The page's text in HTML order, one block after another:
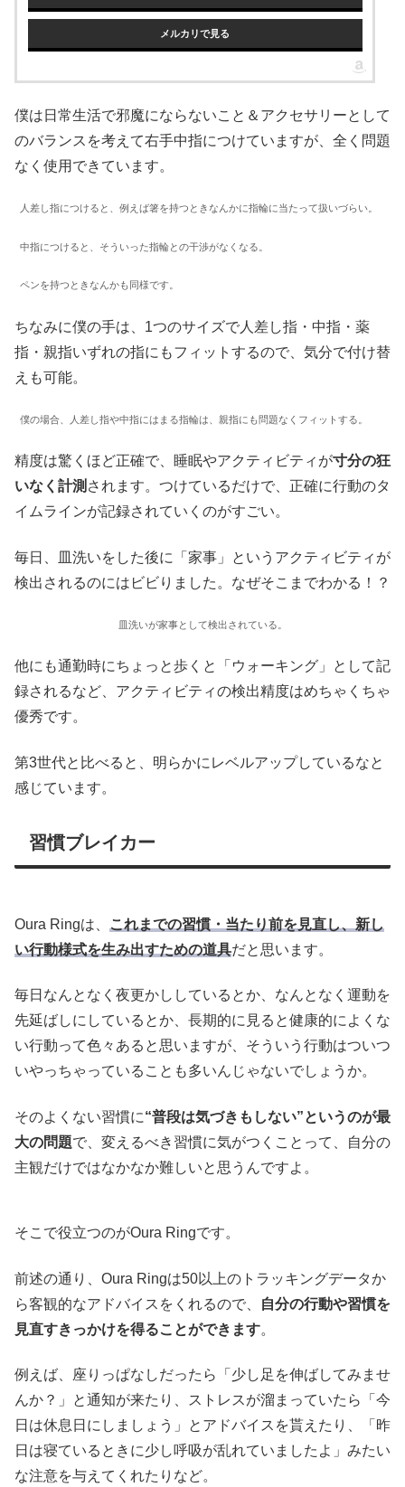
メルカリで見る
僕は日常生活で邪魔にならないこと＆アクセサリーとして
のバランスを考えて右手中指につけていますが、全く問題
なく使用できています。
人差し指につけると、例えば箸を持つときなんかに指輪に当たって扱いづらい。
中指につけると、そういった指輪との干渉がなくなる。
ペンを持つときなんかも同様です。
ちなみに僕の手は、1つのサイズで人差し指・中指・薬
指・親指いずれの指にもフィットするので、気分で付け替
えも可能。
僕の場合、人差し指や中指にはまる指輪は、親指にも問題なくフィットする。
精度は驚くほど正確で、睡眠やアクティビティが寸分の狂
いなく計測 されます。つけているだけで、正確に行動のタ
イムラインが記録されていくのがすごい。
毎日、皿洗いをした後に「家事」というアクティビティが
検出されるのにはビビりました。なぜそこまでわかる！？
皿洗いが家事として検出されている。
他にも通勤時にちょっと歩くと「ウォーキング」として記
録されるなど、アクティビティの検出精度はめちゃくちゃ
優秀です。
第3世代と比べると、明らかにレベルアップしているなと
感じています。
習慣ブレイカー
Oura Ringは、
これまでの習慣・当たり前を見直し、新し
い行動様式を生み出すための道具だと思います。
毎日なんとなく夜更かししているとか、なんとなく運動を
先延ばしにしているとか、長期的に見ると健康的によくな
い行動って色々あると思いますが、そういう行動はついつ
いやっちゃっていることも多いんじゃないでしょうか。
そのよくない習慣に“普段は気づきもしない”というのが最
大の問題で、変えるべき習慣に気がつくことって、自分の
主観だけではなかなか難しいと思うんですよ。
そこで役立つのがOura Ringです。
前述の通り、Oura Ringは50以上のトラッキングデータか
ら客観的なアドバイスをくれるので、
自分の行動や習慣を
見直すきっかけを得ることができます。
例えば、座りっぱなしだったら「少し足を伸ばしてみませ
んか？」と通知が来たり、ストレスが溜まっていたら「今
日は休息日にしましょう」とアドバイスを貰えたり、「昨
日は寝ているときに少し呼吸が乱れていましたよ」みたい
な注意を与えてくれたりなど。